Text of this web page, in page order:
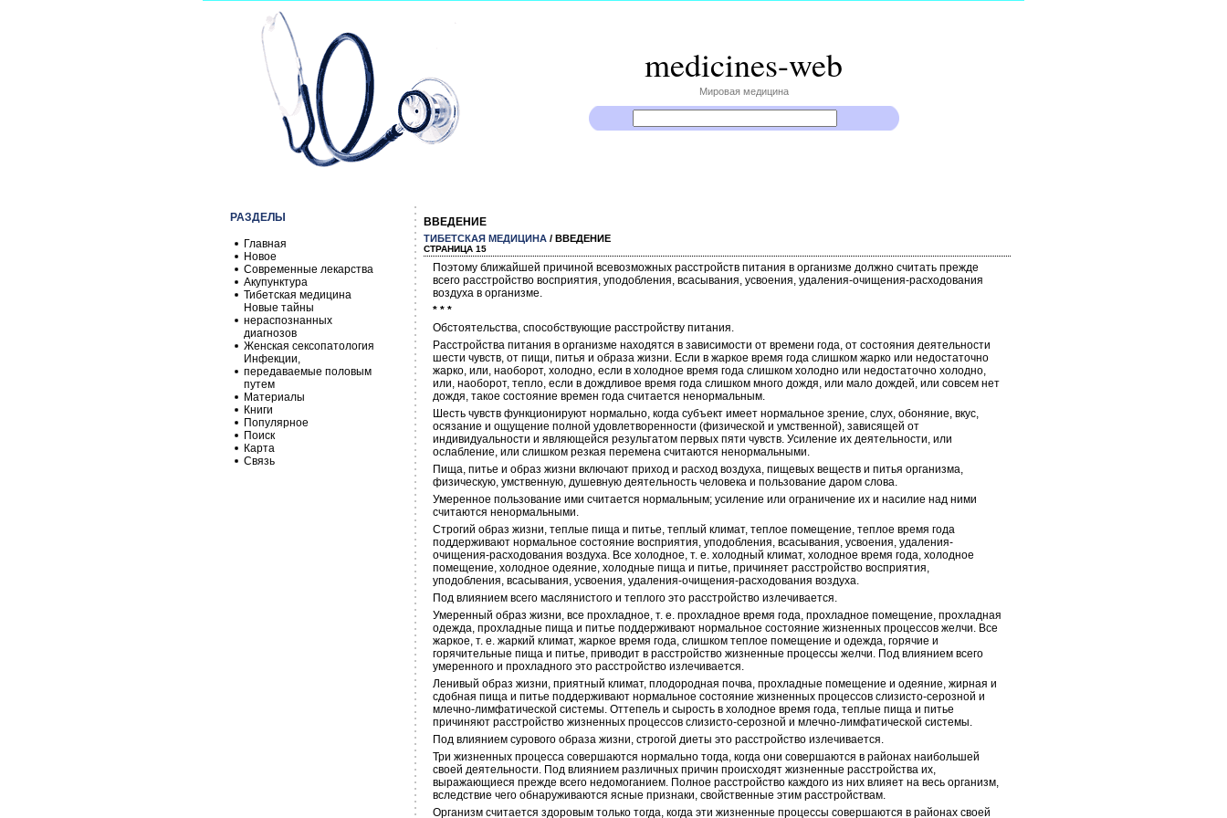
medicines-web
Мировая медицина
РАЗДЕЛЫ
Главная
Новое
Современные лекарства
Акупунктура
Тибетская медицина
Новые тайны
нераспознанных
диагнозов
Женская сексопатология
Инфекции,
передаваемые половым
путем
Материалы
Книги
Популярное
Поиск
Карта
Связь
ВВЕДЕНИЕ
ТИБЕТСКАЯ МЕДИЦИНА / ВВЕДЕНИЕ
СТРАНИЦА 15
Поэтому ближайшей причиной всевозможных расстройств питания в организме должно считать прежде
всего расстройство восприятия, уподобления, всасывания, усвоения, удаления-очищения-расходования
воздуха в организме.
* * *
Обстоятельства, способствующие расстройству питания.
Расстройства питания в организме находятся в зависимости от времени года, от состояния деятельности
шести чувств, от пищи, питья и образа жизни. Если в жаркое время года слишком жарко или недостаточно
жарко, или, наоборот, холодно, если в холодное время года слишком холодно или недостаточно холодно,
или, наоборот, тепло, если в дождливое время года слишком много дождя, или мало дождей, или совсем нет
дождя, такое состояние времен года считается ненормальным.
Шесть чувств функционируют нормально, когда субъект имеет нормальное зрение, слух, обоняние, вкус,
осязание и ощущение полной удовлетворенности (физической и умственной), зависящей от
индивидуальности и являющейся результатом первых пяти чувств. Усиление их деятельности, или
ослабление, или слишком резкая перемена считаются ненормальными.
Пища, питье и образ жизни включают приход и расход воздуха, пищевых веществ и питья организма,
физическую, умственную, душевную деятельность человека и пользование даром слова.
Умеренное пользование ими считается нормальным; усиление или ограничение их и насилие над ними
считаются ненормальными.
Строгий образ жизни, теплые пища и питье, теплый климат, теплое помещение, теплое время года
поддерживают нормальное состояние восприятия, уподобления, всасывания, усвоения, удаления-
очищения-расходования воздуха. Все холодное, т. е. холодный климат, холодное время года, холодное
помещение, холодное одеяние, холодные пища и питье, причиняет расстройство восприятия,
уподобления, всасывания, усвоения, удаления-очищения-расходования воздуха.
Под влиянием всего маслянистого и теплого это расстройство излечивается.
Умеренный образ жизни, все прохладное, т. е. прохладное время года, прохладное помещение, прохладная
одежда, прохладные пища и питье поддерживают нормальное состояние жизненных процессов желчи. Все
жаркое, т. е. жаркий климат, жаркое время года, слишком теплое помещение и одежда, горячие и
горячительные пища и питье, приводит в расстройство жизненные процессы желчи. Под влиянием всего
умеренного и прохладного это расстройство излечивается.
Ленивый образ жизни, приятный климат, плодородная почва, прохладные помещение и одеяние, жирная и
сдобная пища и питье поддерживают нормальное состояние жизненных процессов слизисто-серозной и
млечно-лимфатической системы. Оттепель и сырость в холодное время года, теплые пища и питье
причиняют расстройство жизненных процессов слизисто-серозной и млечно-лимфатической системы.
Под влиянием сурового образа жизни, строгой диеты это расстройство излечивается.
Три жизненных процесса совершаются нормально тогда, когда они совершаются в районах наибольшей
своей деятельности. Под влиянием различных причин происходят жизненные расстройства их,
выражающиеся прежде всего недомоганием. Полное расстройство каждого из них влияет на весь организм,
вследствие чего обнаруживаются ясные признаки, свойственные этим расстройствам.
Организм считается здоровым только тогда, когда эти жизненные процессы совершаются в районах своей